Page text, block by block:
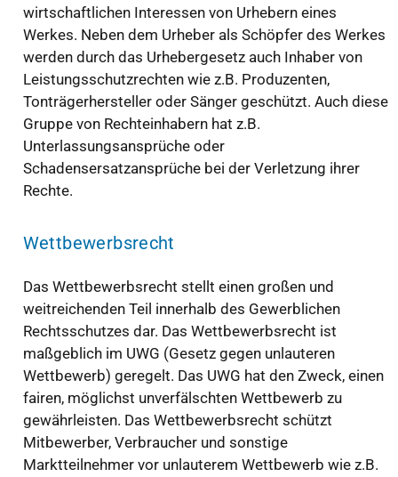
wirtschaftlichen Interessen von Urhebern eines
Werkes. Neben dem Urheber als Schöpfer des Werkes
werden durch das Urhebergesetz auch Inhaber von
Leistungsschutzrechten wie z.B. Produzenten,
Tonträgerhersteller oder Sänger geschützt. Auch diese
Gruppe von Rechteinhabern hat z.B.
Unterlassungsansprüche oder
Schadensersatzansprüche bei der Verletzung ihrer
Rechte.
Wettbewerbsrecht
Das Wettbewerbsrecht stellt einen großen und
weitreichenden Teil innerhalb des Gewerblichen
Rechtsschutzes dar. Das Wettbewerbsrecht ist
maßgeblich im UWG (Gesetz gegen unlauteren
Wettbewerb) geregelt. Das UWG hat den Zweck, einen
fairen, möglichst unverfälschten Wettbewerb zu
gewährleisten. Das Wettbewerbsrecht schützt
Mitbewerber, Verbraucher und sonstige
Marktteilnehmer vor unlauterem Wettbewerb wie z.B.